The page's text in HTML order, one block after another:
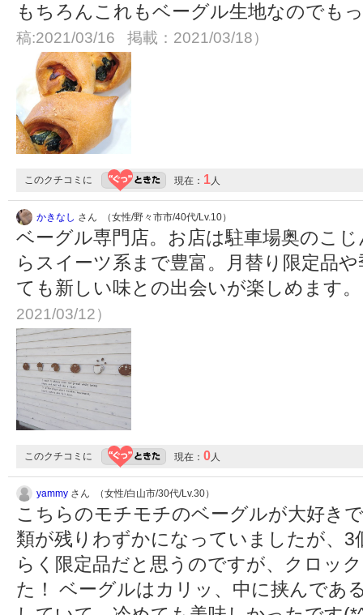
もちろんこれもベーグル生地なのでも
稿:2021/03/16 掲載：2021/03/18）
このクチコミに 現在： 1人
かきなし さん （女性/野々市市/40代/Lv.10）
ベーグル専門店。お店は駐車場奥のこ
らスイーツ系まで豊富。月替り限定品
ても新しい味との出会いが楽しめます
2021/03/12）
このクチコミに 現在： 0人
yammy さん （女性/白山市/30代/Lv.30）
こちらのモチモチのベーグルが大好き
類が残りわずかになっていましたが、3
らく限定品だと思うのですが、クロッ
た！ ベーグルはカリッ、中に挟んであ